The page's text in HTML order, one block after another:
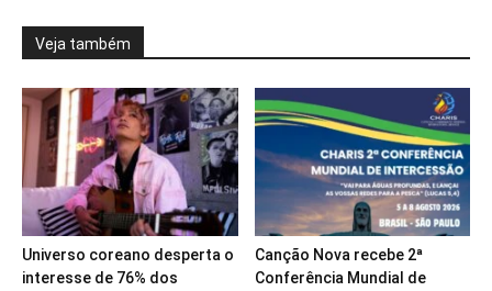
Veja também
Universo coreano desperta o
interesse de 76% dos
Canção Nova recebe 2ª
Conferência Mundial de